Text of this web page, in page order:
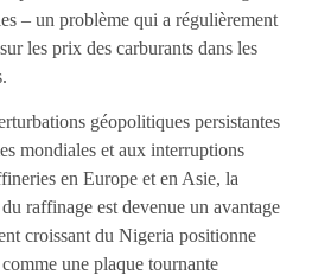
– un problème qui a régulièrement
les prix des carburants dans les
géopolitiques persistantes
mondiales et aux interruptions
en Europe et en Asie, la
raffinage est devenue un avantage
croissant du Nigeria positionne
une plaque tournante